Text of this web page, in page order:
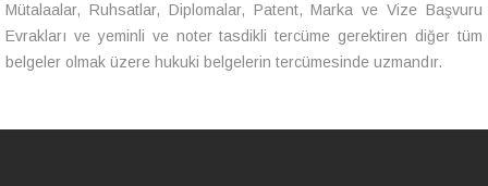
Mütalaalar, Ruhsatlar, Diplomalar, Patent, Marka ve Vize Başvuru
Evrakları ve yeminli ve noter tasdikli tercüme gerektiren diğer tüm
belgeler olmak üzere hukuki belgelerin tercümesinde uzmandır.